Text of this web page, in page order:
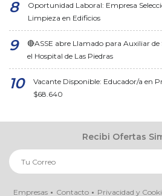
Oportunidad Laboral: Empresa
Limpieza en Edificios
🔴ASSE abre Llamado para Auxiliar
el Hospital de Las Piedras
Vacante Disponible: Educador/a en
$68.640
Recibi Ofertas
Empresas Contacto Privacidad y